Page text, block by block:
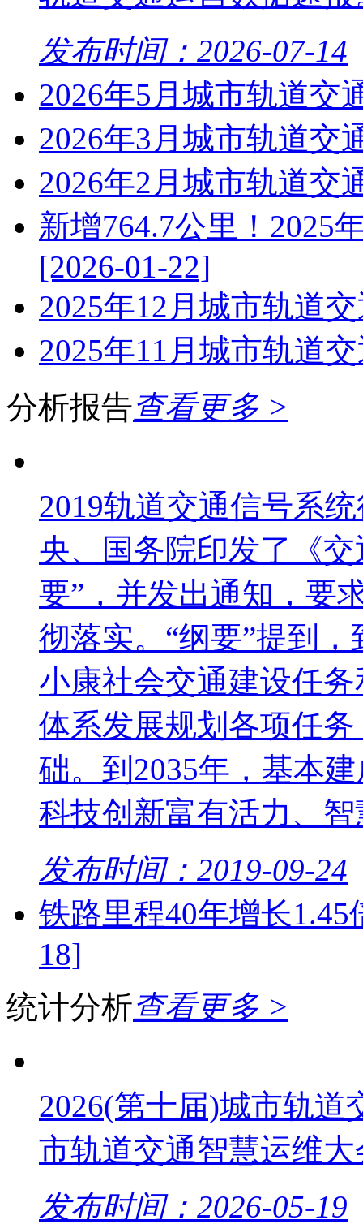
发布时间：2026-07-14
2026年5月城市轨道交
2026年3月城市轨道交
2026年2月城市轨道交
新增764.7公里！2025
[2026-01-22]
2025年12月城市轨道
2025年11月城市轨道
分析报告查看更多 >
2019轨道交通信号系
央、国务院印发了《
要”，并发出通知，要
彻落实。“纲要”提到
小康社会交通建设任
体系发展规划各项任
础。到2035年，基本
科技创新富有活力、智
发布时间：2019-09-24
铁路里程40年增长
18]
统计分析查看更多 >
2026(第十届)城市轨道
市轨道交通智慧运维
发布时间：2026-05-19